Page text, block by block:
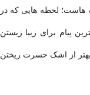
هاست؛ لحظه هایى که در
پیام براى زیبا زیستن
بهتر از اشک حسرت ریختن